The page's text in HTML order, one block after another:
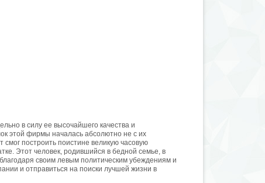
в силу ее высочайшего качества и
этой фирмы началась абсолютно не с их
построить поистине великую часовую
Этот человек, родившийся в бедной семье, в
своим левым политическим убеждениям и
и отправиться на поиски лучшей жизни в